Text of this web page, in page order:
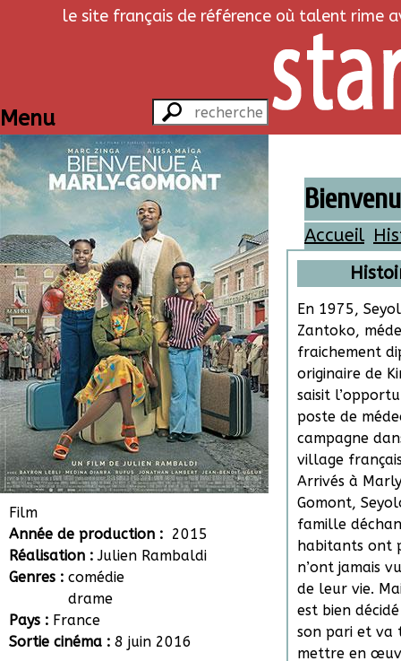
le site français de référence où talent rime
Menu
Film
Année de production : 2015
Réalisation :Julien Rambaldi
Genres : comédie
drame
Pays : France
Sortie cinéma : 8 juin 2016
Accueil
En 1975,
Zantoko,
fraichement
originaire de
saisit
poste de
campagne
village
Arrivés à
Gomont,
famille
habitants ont
n’ont jamais
de leur vie.
est bien
son pari et va
mettre en